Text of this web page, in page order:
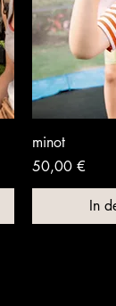
minot
Preis
50,00 €
In